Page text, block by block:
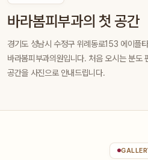
바라봄피부과의 첫 공간
경기도 성남시 수정구 위례동로153 에이플
바라봄피부과의원입니다. 처음 오시는 분도
공간을 사진으로 안내드립니다.